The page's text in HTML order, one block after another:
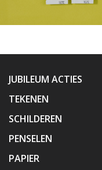
JUBILEUM ACTIES
TEKENEN
SCHILDEREN
PENSELEN
PAPIER